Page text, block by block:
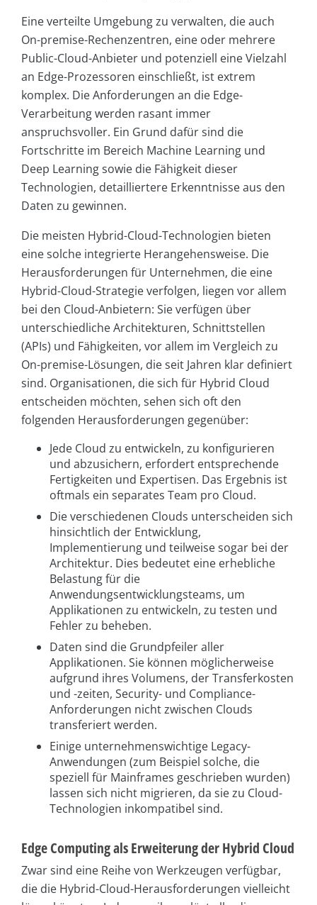
Eine verteilte Umgebung zu verwalten, die auch
On-premise-Rechenzentren, eine oder mehrere
Public-Cloud-Anbieter und potenziell eine Vielzahl
an Edge-Prozessoren einschließt, ist extrem
komplex. Die Anforderungen an die Edge-
Verarbeitung werden rasant immer
anspruchsvoller. Ein Grund dafür sind die
Fortschritte im Bereich Machine Learning und
Deep Learning sowie die Fähigkeit dieser
Technologien, detailliertere Erkenntnisse aus den
Daten zu gewinnen.
Die meisten Hybrid-Cloud-Technologien bieten
eine solche integrierte Herangehensweise. Die
Herausforderungen für Unternehmen, die eine
Hybrid-Cloud-Strategie verfolgen, liegen vor allem
bei den Cloud-Anbietern: Sie verfügen über
unterschiedliche Architekturen, Schnittstellen
(APIs) und Fähigkeiten, vor allem im Vergleich zu
On-premise-Lösungen, die seit Jahren klar definiert
sind. Organisationen, die sich für Hybrid Cloud
entscheiden möchten, sehen sich oft den
folgenden Herausforderungen gegenüber:
Jede Cloud zu entwickeln, zu konfigurieren
und abzusichern, erfordert entsprechende
Fertigkeiten und Expertisen. Das Ergebnis ist
oftmals ein separates Team pro Cloud.
Die verschiedenen Clouds unterscheiden sich
hinsichtlich der Entwicklung,
Implementierung und teilweise sogar bei der
Architektur. Dies bedeutet eine erhebliche
Belastung für die
Anwendungsentwicklungsteams, um
Applikationen zu entwickeln, zu testen und
Fehler zu beheben.
Daten sind die Grundpfeiler aller
Applikationen. Sie können möglicherweise
aufgrund ihres Volumens, der Transferkosten
und -zeiten, Security- und Compliance-
Anforderungen nicht zwischen Clouds
transferiert werden.
Einige unternehmenswichtige Legacy-
Anwendungen (zum Beispiel solche, die
speziell für Mainframes geschrieben wurden)
lassen sich nicht migrieren, da sie zu Cloud-
Technologien inkompatibel sind.
Edge Computing als Erweiterung der Hybrid Cloud
Zwar sind eine Reihe von Werkzeugen verfügbar,
die die Hybrid-Cloud-Herausforderungen vielleicht